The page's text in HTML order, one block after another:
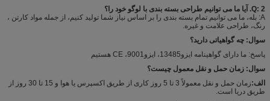
Q: 2. آیا ما می توانیم طراحی بسته بندی با لوگو خود را؟
A: بله، ما می توانیم تمام بسته بندی را بر اساس نیاز شما تولید کنیم، از جمله مواد کارتن ،
رنگ، طراحی علامت و غیره.
سوال: چه گواهیاتی دارید؟
پاسخ: ما دارای گواهینامه ایزو13485، ایزو9001، CE هستیم
سوال: زمان حمل و نقل معمول چیست؟
الف:
زمان حمل و نقل معمولاً 3 تا 5 روز کاری از طریق اکسپرس یا هوا و 15 تا 30 روز از
طریق دریا است.